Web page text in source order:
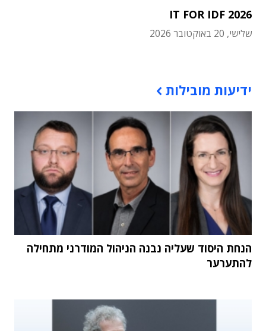
IT FOR IDF 2026
שלישי, 20 באוקטובר 2026
ידיעות מובילות
הנחת היסוד שעליה נבנה הניהול המודרני מתחילה
להתערער